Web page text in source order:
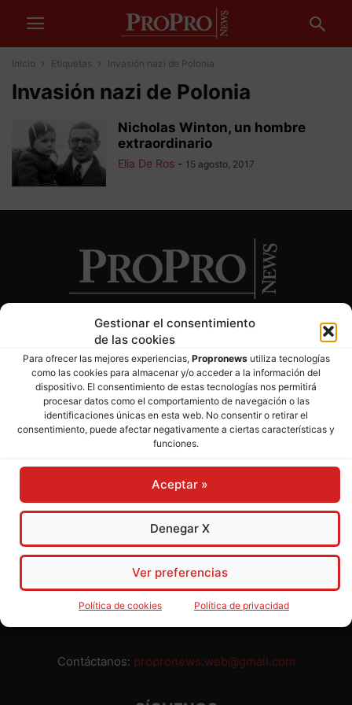
Gestionar el consentimiento
de las cookies
Para ofrecer las mejores experiencias, Propronewsutiliza tecnologías
como las cookies para almacenar y/o acceder a la información del
dispositivo. El consentimiento de estas tecnologías nos permitirá
procesar datos como el comportamiento de navegación o las
identificaciones únicas en esta web. No consentir o retirar el
consentimiento, puede afectar negativamente a ciertas características y
funciones.
Aceptar »
Denegar X
Ver preferencias
Política de cookies Política de privacidad
Inicio Etiquetas Invasión nazi de Polonia
Invasión nazi de Polonia
Nicholas Winton, un hombre
extraordinario
Elia De Ros - 15 agosto, 2017
SOBRE NOSOTROS
Director: José Mª Pagador- Subdirectora: Rosa Puch
José María Pagador Otero - Wikipedia
Para preservar nuestra independencia,
admite publicidad ni subvenciones o ayudas públicas o
privadas. Ninguno de nuestros directivos, redactores y
colaboradores percibe remuneración alguna. Realizamos
nuestro trabajo por amor al periodismo, a la verdad y a la
libertad y en solidaridad con la ciudadanía.
Usted puede colaborar con nosotros divulgando nuestro
periódico, compartiendo nuestros contenidos, sugiriendo temas
y comunicándonos cualquier injusticia o asunto de interés.
Contáctanos: propronews.web@gmail.com